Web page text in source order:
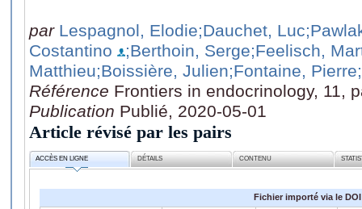
par Lespagnol, Elodie;Dauchet, Luc
Costantino
;Berthoin, Serge;Feelisch,
Matthieu;Boissière, Julien;Fontaine, Pierre
Référence Frontiers in endocrinology, 11,
Publication Publié, 2020-05-01
Article révisé par les pairs
ACCÈS EN LIGNE DÉTAILS CONTENU
Fichier importé via le DOI